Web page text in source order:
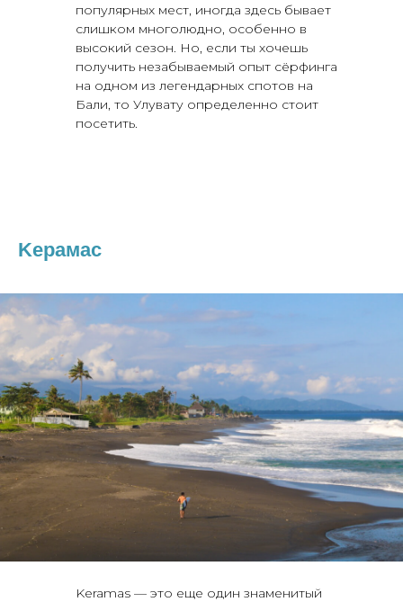
популярных мест, иногда здесь бывает
слишком многолюдно, особенно в
высокий сезон. Но, если ты хочешь
получить незабываемый опыт сёрфинга
на одном из легендарных спотов на
Бали, то Улувату определенно стоит
посетить.
Keрамас
Keramas — это еще один знаменитый